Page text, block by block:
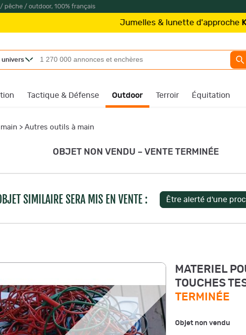
pêche / outdoor, 100% français
Jumelles & lunette d'approche Kite Optics
univers
Tactique & Défense Outdoor Terroir Équitation
> Autres outils à main
OBJET NON VENDU – VENTE TERMINÉE
SIMILAIRE SERA MIS EN VENTE :
MATERIEL
TOUCHES
TERMINÉE
Objet non vendu